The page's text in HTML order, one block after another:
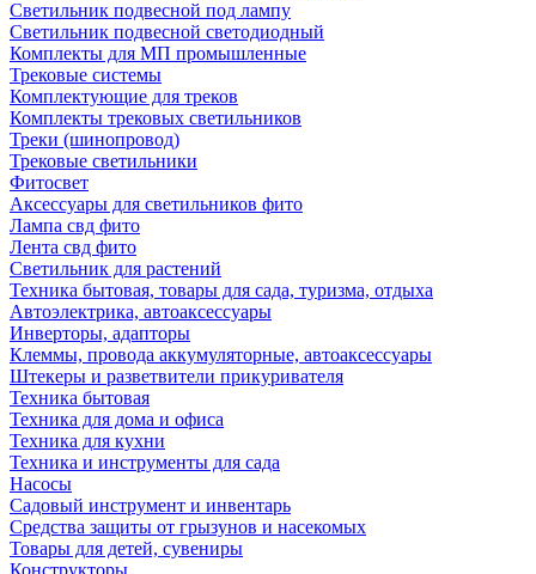
Светильник подвесной под лампу
Светильник подвесной светодиодный
Комплекты для МП промышленные
Трековые системы
Комплектующие для треков
Комплекты трековых светильников
Треки (шинопровод)
Трековые светильники
Фитосвет
Аксессуары для светильников фито
Лампа свд фито
Лента свд фито
Светильник для растений
Техника бытовая, товары для сада, туризма, отдыха
Автоэлектрика, автоаксессуары
Инверторы, адапторы
Клеммы, провода аккумуляторные, автоаксессуары
Штекеры и разветвители прикуривателя
Техника бытовая
Техника для дома и офиса
Техника для кухни
Техника и инструменты для сада
Насосы
Садовый инструмент и инвентарь
Средства защиты от грызунов и насекомых
Товары для детей, сувениры
Конструкторы